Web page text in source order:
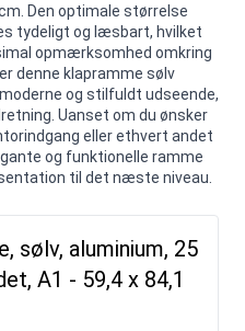
Den optimale størrelse
tydeligt og læsbart, hvilket
opmærksomhed omkring
denne klapramme sølv
og stilfuldt udseende,
Uanset om du ønsker
eller ethvert andet
og funktionelle ramme
til det næste niveau.
sølv, aluminium, 25
A1 - 59,4 x 84,1